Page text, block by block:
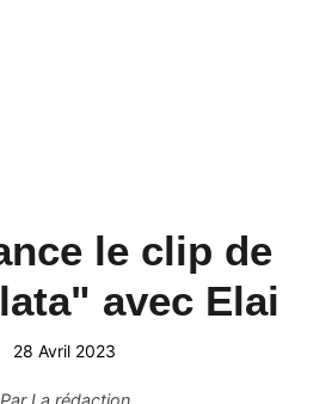
le clip de
avec Elai
28 Avril 2023
ParLa rédaction